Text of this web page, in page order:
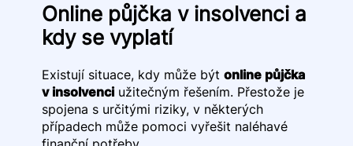
Online půjčka v insolvenci a
kdy se vyplatí
Existují situace, kdy může být online půjčka
v insolvenciužitečným řešením. Přestože je
spojena s určitými riziky, v některých
případech může pomoci vyřešit naléhavé